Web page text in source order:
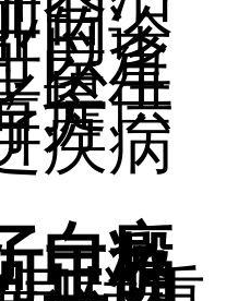
合
的诊
以查
医生
提供
方
疾病
白癜
正确